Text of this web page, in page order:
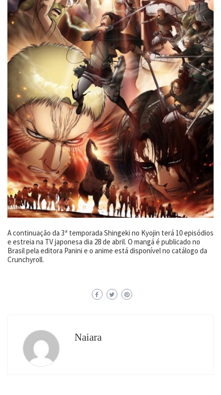
A continuação da 3ª temporada Shingeki no Kyojin terá 10 episódios
e estreia na TV japonesa dia 28 de abril. O mangá é publicado no
Brasil pela editora Panini e o anime está disponível no catálogo da
Crunchyroll.
Naiara